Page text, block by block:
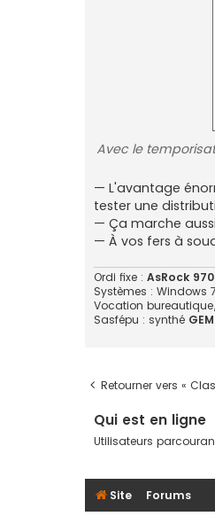
Avec le
— L'avantage
tester une
— Ça marche
— À vos fers à
Ordi fixe : AsRock
Systèmes : Windows
Vocation
Sasfépu : synthé
Retourner vers «
Qui est en ligne
Utilisateurs
Site Forums